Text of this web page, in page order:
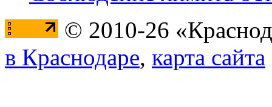
© 2010-26
в Краснодаре, карта сайта